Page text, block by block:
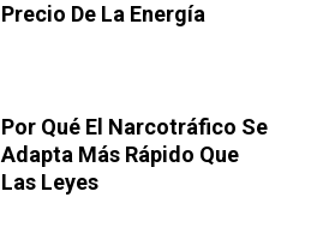
Precio De La Energía
Por Qué El Narcotráfico Se
Adapta Más Rápido Que
Las Leyes